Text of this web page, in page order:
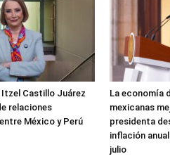
Itzel Castillo Juárez
relaciones
México y Perú
La economía
mexicanas
presidenta
inflación
julio